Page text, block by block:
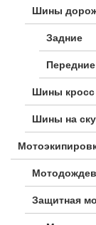
Шины
Задние
Передние
Шины кросс
Шины на
Защитная